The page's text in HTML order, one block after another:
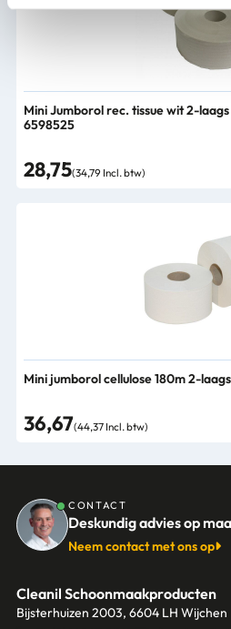
Mini Jumborol rec. tissue wit 2-
6598525
28,75(34,79 Incl. btw)
Mini jumborol cellulose 180m 2-
36,67(44,37 Incl. btw)
CONTACT
Deskundig advies op
Neem contact met ons op
Cleanil Schoonmaakproducten
Bijsterhuizen 2003, 6604 LH Wijchen